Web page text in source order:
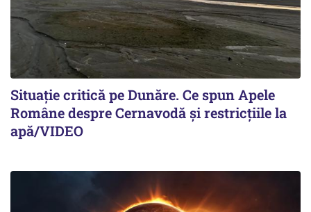
Situație critică pe Dunăre. Ce spun Apele
Române despre Cernavodă și restricțiile la
apă/VIDEO